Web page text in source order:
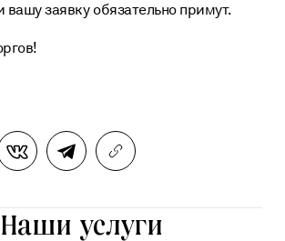
вашу заявку обязательно примут.
Наши услуги